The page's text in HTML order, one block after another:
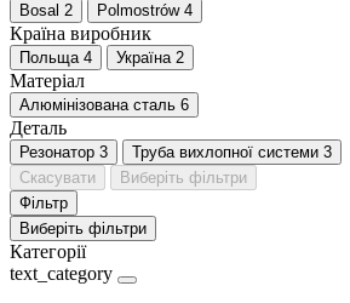
Bosal 2 Polmostrów 4
Країна виробник
Польща 4 Україна 2
Матеріал
Алюмінізована сталь 6
Деталь
Резонатор 3 Труба вихлопної системи 3
Скасувати
Виберіть фільтри
Фільтр
Виберіть фільтри
Категорії
text_category